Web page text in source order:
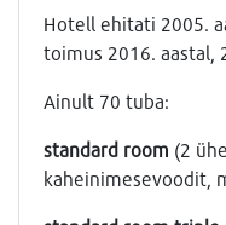
Hotell ehitati 2005.
toimus 2016. aastal,
Ainult 70 tuba:
standard room (2
kaheinimesevoodit,